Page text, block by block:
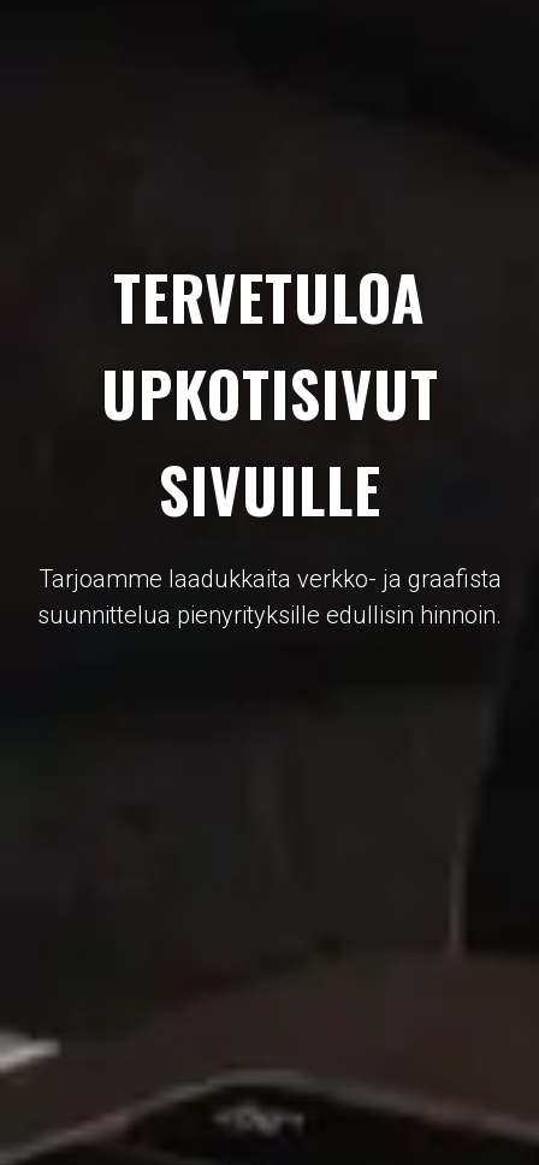
TERVETULOA
UPKOTISIVUT
SIVUILLE
Tarjoamme laadukkaita verkko- ja graafista
suunnittelua pienyrityksille edullisin hinnoin.